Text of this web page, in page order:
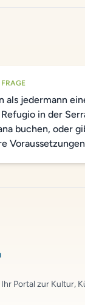
als jedermann
in der
buchen, oder
Portal zur Kultur,